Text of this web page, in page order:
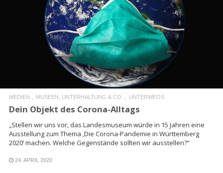
READ MORE
MEDIEN MUSEEN, UNTERHALTUNG & CO. UNTERWEGS
Dein Objekt des Corona-Alltags
„Stellen wir uns vor, das Landesmuseum würde in 15 Jahren eine
Ausstellung zum Thema ‚Die Corona-Pandemie in Württemberg
2020‘ machen. Welche Gegenstände sollten wir ausstellen?“
24. APRIL 2020